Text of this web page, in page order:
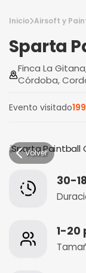
Inicio Airsoft y
Sparta
Finca La
Córdoba,
Evento visitado
Volver
30-
1-20